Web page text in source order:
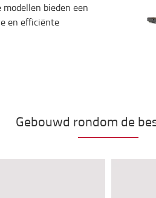
bieden een
en efficiënte
Gebouwd rondom de